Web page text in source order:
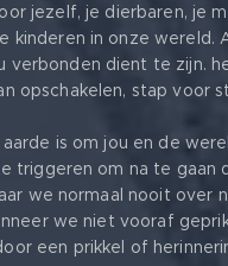
jezelf, je dierbaren, je
kinderen in onze wereld.
verbonden dient te zijn.
opschakelen, stap voor
aarde is om jou en de
triggeren om na te gaan
we normaal nooit over
we niet vooraf
een prikkel of